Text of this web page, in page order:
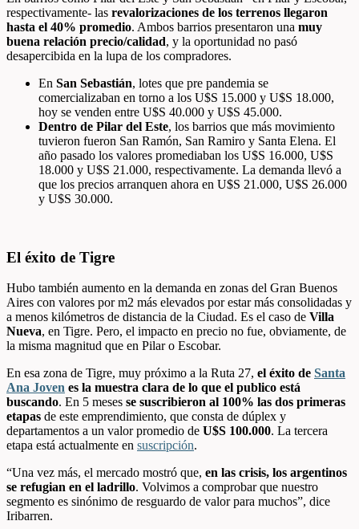
respectivamente- las revalorizaciones de los terrenos llegaron
hasta el 40% promedio. Ambos barrios presentaron una muy
buena relación precio/calidad, y la oportunidad no pasó
desapercibida en la lupa de los compradores.
En San Sebastián, lotes que pre pandemia se
comercializaban en torno a los U$S 15.000 y U$S 18.000,
hoy se venden entre U$S 40.000 y U$S 45.000.
Dentro de Pilar del Este, los barrios que más movimiento
tuvieron fueron San Ramón, San Ramiro y Santa Elena. El
año pasado los valores promediaban los U$S 16.000, U$S
18.000 y U$S 21.000, respectivamente. La demanda llevó a
que los precios arranquen ahora en U$S 21.000, U$S 26.000
y U$S 30.000.
El éxito de Tigre
Hubo también aumento en la demanda en zonas del Gran Buenos
Aires con valores por m2 más elevados por estar más consolidadas y
a menos kilómetros de distancia de la Ciudad. Es el caso de Villa
Nueva, en Tigre. Pero, el impacto en precio no fue, obviamente, de
la misma magnitud que en Pilar o Escobar.
En esa zona de Tigre, muy próximo a la Ruta 27, el éxito de Santa
Ana Joven es la muestra clara de lo que el publico está
buscando. En 5 meses se suscribieron al 100% las dos primeras
etapas de este emprendimiento, que consta de dúplex y
departamentos a un valor promedio de U$S 100.000. La tercera
etapa está actualmente en suscripción.
“Una vez más, el mercado mostró que, en las crisis, los argentinos
se refugian en el ladrillo. Volvimos a comprobar que nuestro
segmento es sinónimo de resguardo de valor para muchos”, dice
Iribarren.